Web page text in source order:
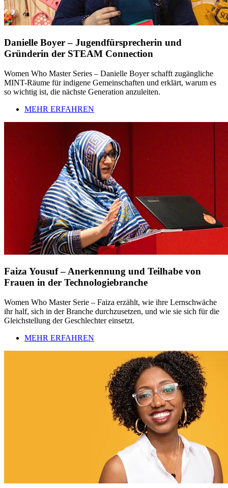
Danielle Boyer – Jugendfürsprecherin und
Gründerin der STEAM Connection
Women Who Master Series – Danielle Boyer schafft zugängliche
MINT-Räume für indigene Gemeinschaften und erklärt, warum es
so wichtig ist, die nächste Generation anzuleiten.
MEHR ERFAHREN
Faiza Yousuf – Anerkennung und Teilhabe von
Frauen in der Technologiebranche
Women Who Master Serie – Faiza erzählt, wie ihre Lernschwäche
ihr half, sich in der Branche durchzusetzen, und wie sie sich für die
Gleichstellung der Geschlechter einsetzt.
MEHR ERFAHREN